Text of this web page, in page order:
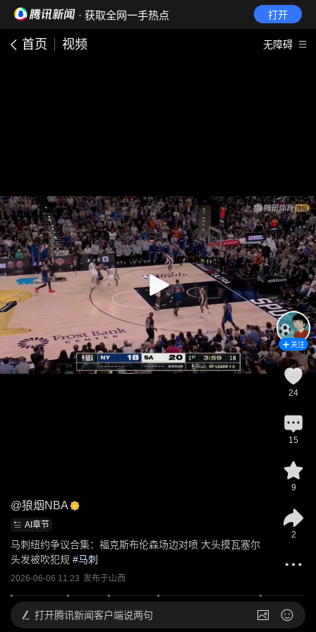
· 获取全网一手热点 打开
首页 视频 无障碍
@狼烟NBA
AI章节
马刺纽约争议合集：福克斯布伦森场边对喷 大头摸瓦塞尔
头发被吹犯规 #马刺
2026-06-06 11:23 发布于山西
关注
24
15
9
2
打开腾讯新闻客户端说两句